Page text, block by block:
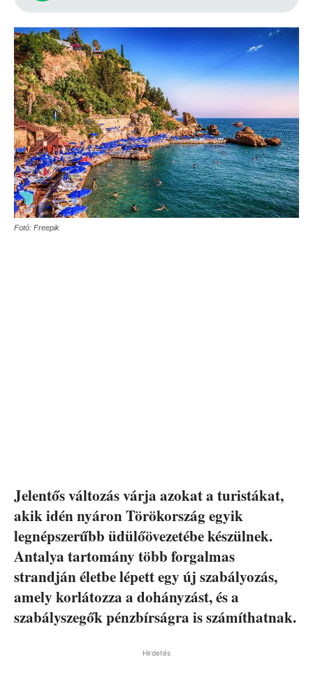
Fotó: Freepik
Jelentős változás várja azokat a turistákat,
akik idén nyáron Törökország egyik
legnépszerűbb üdülőövezetébe készülnek.
Antalya tartomány több forgalmas
strandján életbe lépett egy új szabályozás,
amely korlátozza a dohányzást, és a
szabályszegők pénzbírságra is számíthatnak.
Hirdetés